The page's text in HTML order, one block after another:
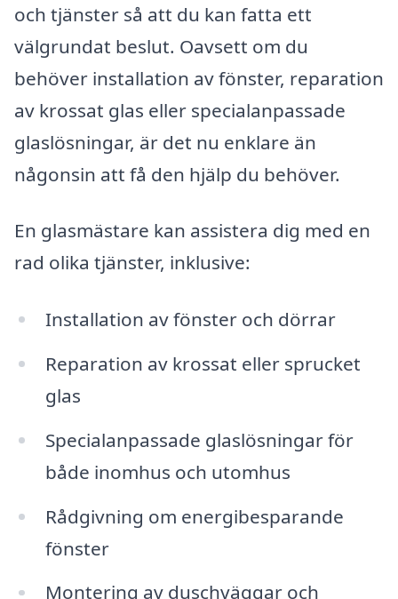
och tjänster så att du kan fatta ett
välgrundat beslut. Oavsett om du
behöver installation av fönster, reparation
av krossat glas eller specialanpassade
glaslösningar, är det nu enklare än
någonsin att få den hjälp du behöver.
En glasmästare kan assistera dig med en
rad olika tjänster, inklusive:
Installation av fönster och dörrar
Reparation av krossat eller sprucket
glas
Specialanpassade glaslösningar för
både inomhus och utomhus
Rådgivning om energibesparande
fönster
Montering av duschväggar och